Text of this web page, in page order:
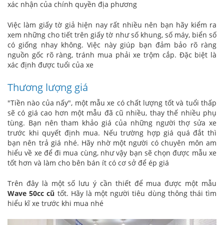
xác nhận của chính quyền địa phương
Việc làm giấy tờ giả hiện nay rất nhiều nên bạn hãy kiểm ra
xem những cho tiết trên giấy tờ như số khung, số máy, biển số
có giống nhay không. Việc này giúp bạn đảm bảo rõ ràng
nguồn gốc rõ ràng, tránh mua phải xe trộm cắp. Đặc biệt là
xác định được tuổi của xe
Thương lượng giá
"Tiền nào của nấy", một mẫu xe có chất lượng tốt và tuổi thấp
sẽ có giá cao hơn một mẫu đã cũ nhiều, thay thế nhiều phụ
tùng. Bạn nên tham khảo giá của những người thợ sửa xe
trước khi quyết định mua. Nếu trường hợp giá quá đắt thì
bạn nên trả giá nhé. Hãy nhờ một người có chuyên môn am
hiểu về xe để đi mua cùng, như vậy bạn sẽ chọn được mẫu xe
tốt hơn và làm cho bên bán ít có cơ sở để ép giá
Trên đây là một số lưu ý cần thiết để mua được một mẫu
Wave 50cc cũ tốt. Hãy là một người tiêu dùng thông thái tìm
hiểu kĩ xe trước khi mua nhé